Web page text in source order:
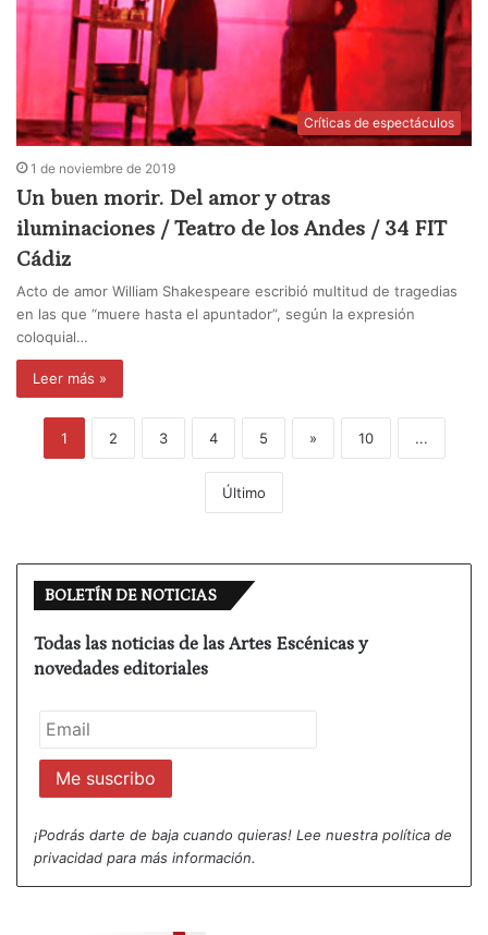
Críticas de espectáculos
1 de noviembre de 2019
Un buen morir. Del amor y otras
iluminaciones / Teatro de los Andes / 34 FIT
Cádiz
Acto de amor William Shakespeare escribió multitud de tragedias
en las que “muere hasta el apuntador”, según la expresión
coloquial…
Leer más »
1 2 3 4 5 » 10 ...
Último
BOLETÍN DE NOTICIAS
Todas las noticias de las Artes Escénicas y
novedades editoriales
¡Podrás darte de baja cuando quieras! Lee nuestra política de
privacidad para más información.